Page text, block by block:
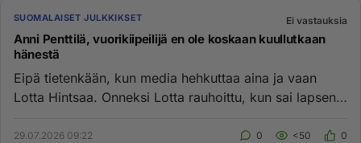
SUOMALAISET JULKKIKSET Ei vastauksia
Anni Penttilä, vuorikiipeilijä en ole koskaan kuullutkaan
hänestä
Eipä tietenkään, kun media hehkuttaa aina ja vaan
Lotta Hintsaa. Onneksi Lotta rauhoittu, kun sai lapsen.
29.07.2026 09:22 0 <50 0